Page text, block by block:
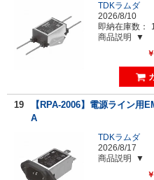
TDKラムダ
2026/8/10
即納在庫数：
商品説明
￥
19
【RPA-2006】電源ライン用
A
TDKラムダ
2026/8/17
商品説明
￥